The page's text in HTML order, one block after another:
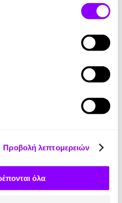
Προβολή λεπτομερειών
όλα